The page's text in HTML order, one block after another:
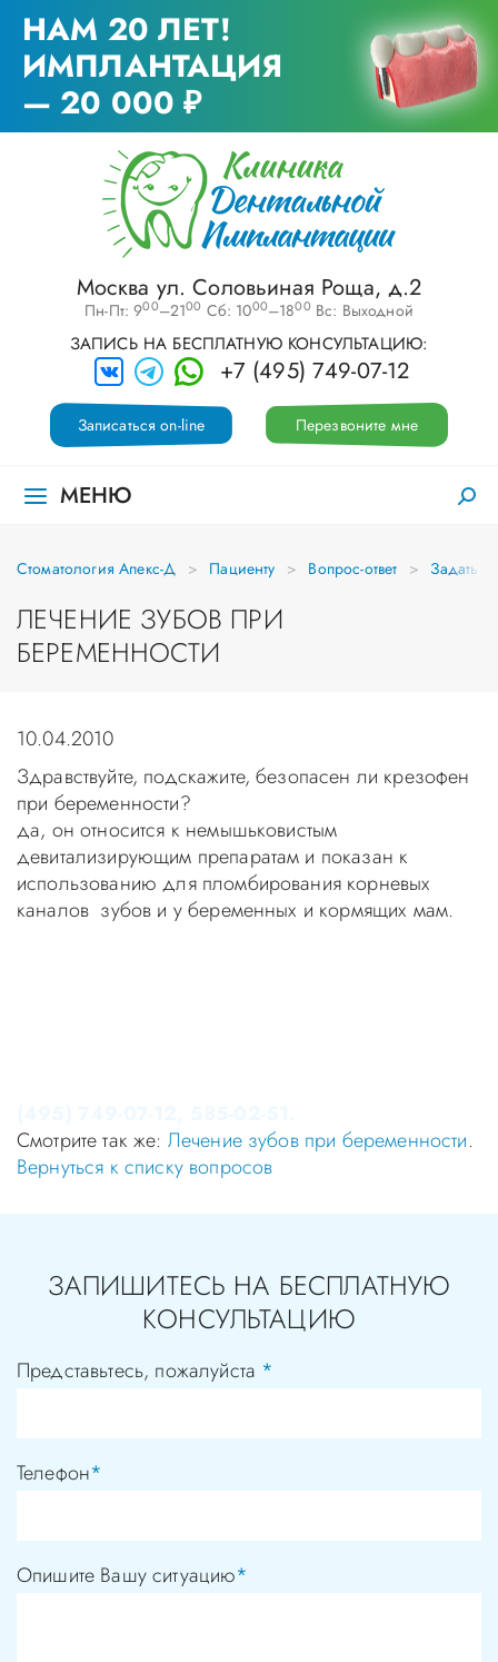
НАМ 20 ЛЕТ!
ИМПЛАНТАЦИЯ
— 20 000 ₽
Москва ул. Соловьиная Роща, д.2
Пн-Пт: 900–2100 Сб: 1000–1800 Вс: Выходной
ЗАПИСЬ НА БЕСПЛАТНУЮ КОНСУЛЬТАЦИЮ:
+7 (495) 749-07-12
Перезвоните мне
Записаться on-line
МЕНЮ
Стоматология Апекс-Д Пациенту Вопрос-ответ Задать
ЛЕЧЕНИЕ ЗУБОВ ПРИ
БЕРЕМЕННОСТИ
10.04.2010
Здравствуйте, подскажите, безопасен ли крезофен
при беременности?
да, он относится к немышьковистым
девитализирующим препаратам и показан к
использованию для пломбирования корневых
каналов зубов и у беременных и кормящих мам.
Смотрите так же: Лечение зубов при беременности.
Вернуться к списку вопросов
ЗАПИШИТЕСЬ НА БЕСПЛАТНУЮ
КОНСУЛЬТАЦИЮ
Представьтесь, пожалуйста *
Телефон*
Опишите Вашу ситуацию*